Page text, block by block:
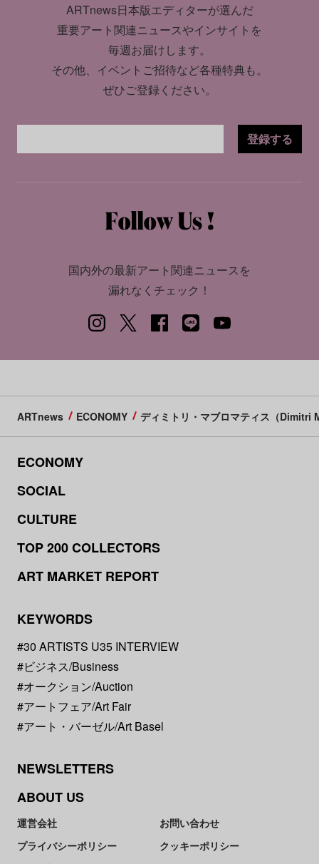
ARTnews日本版エディターが選んだ
重要アート関連ニュースやインサイトを
毎週お届けします。
その他、イベントご招待など各種特典も。
ぜひご登録ください。
登録する
国内外の最新アート関連ニュースを
漏れなくチェック！
ARTnews ECONOMY ディミトリ・マブロマティス（Dimitri
ECONOMY
SOCIAL
CULTURE
TOP 200 COLLECTORS
ART MARKET REPORT
KEYWORDS
#30 ARTISTS U35 INTERVIEW
#ビジネス/Business
#オークション/Auction
#アートフェア/Art Fair
#アート・バーゼル/Art Basel
NEWSLETTERS
ABOUT US
運営会社
お問い合わせ
プライバシーポリシー
クッキーポリシー